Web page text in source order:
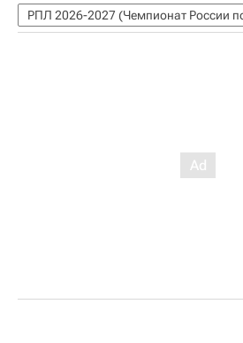
РПЛ 2026-2027 (Чемпионат России